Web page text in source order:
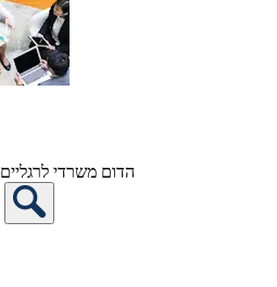
Refresh FooT Support הדום משרדי לרגליים